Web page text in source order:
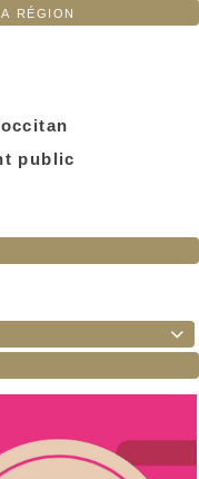
région
public
